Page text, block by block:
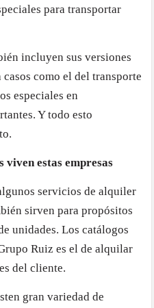
para transportar
incluyen sus versiones
como el del transporte
especiales en
Y todo esto
viven estas empresas
servicios de alquiler
sirven para propósitos
unidades. Los catálogos
Ruiz es el de alquilar
del cliente.
gran variedad de